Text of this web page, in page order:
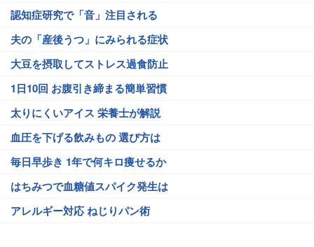
認知症研究で「音」注目される
夫の「産後うつ」にみられる症状
大豆を摂取してストレス過食防止
1日10回 お腹引き締まる簡単習慣
太りにくいアイス 栄養士が解説
血圧を下げる飲みもの 選び方は
毎日早歩き 1年で何キロ痩せるか
はちみつで血糖値スパイク発生は
アレルギー対応 ねじりパン術